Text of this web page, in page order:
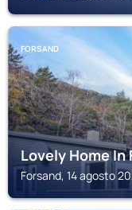
FORSAND
Lovely Home In
Forsand, 14 agosto